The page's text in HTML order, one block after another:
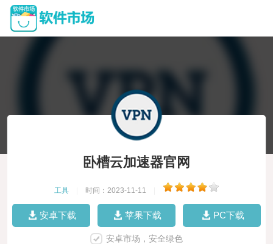
卧槽云加速器官网
工具 时间：2023-11-11
安卓下载 苹果下载 PC下载
安卓市场，安全绿色